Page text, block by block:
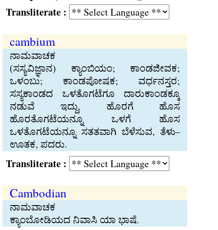
:
cambium
ನಾಮವಾಚಕ
(ಸಸ್ಯವಿಜ್ಞಾನ) ಕ್ಯಾಂಬಿಯಂ; ಕಾಂಡಜೀವಕ;
ಒಳಂಬು; ಕಾಂಡಪೋಷಕ; ವರ್ಧನಸ್ತರ;
ಸಸ್ಯಕಾಂಡದ ಒಳತೊಗಟೆಗೂ ದಾರುಕಾಂಡಕ್ಕೂ
ನಡುವೆ ಇದ್ದು, ಹೊರಗೆ ಹೊಸ
ಹೊರತೊಗಟೆಯನ್ನೂ ಒಳಗೆ ಹೊಸ
ಒಳತೊಗಟೆಯನ್ನೂ ಸತತವಾಗಿ ಬೆಳೆಸುವ, ತೆಳು–
ಊತಕ, ಪದರು.
:
Cambodian
ನಾಮವಾಚಕ
ಕ್ಯಾಂಬೋಡಿಯದ ನಿವಾಸಿ ಯಾ ಭಾಷೆ.